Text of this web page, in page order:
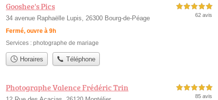
Gooshee's Pics
34 avenue Raphaëlle Lupis, 26300 Bourg-de-Péage
Fermé, ouvre à 9h
5,0 étoiles sur 5
62 avis
Services : photographe de mariage
Horaires Téléphone
Photographe Valence Frédéric Trin 5,0 étoiles sur 5
85 avis